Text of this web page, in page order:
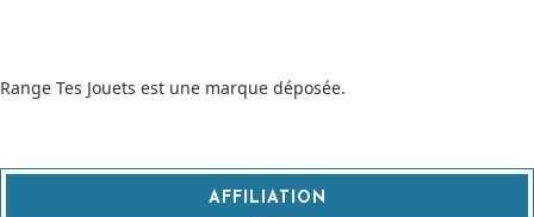
Range Tes Jouets est une marque déposée.
AFFILIATION